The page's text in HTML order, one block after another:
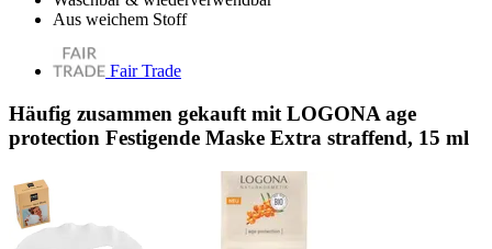
Aus weichem Stoff
Fair Trade
Häufig zusammen gekauft mit LOGONA age
protection Festigende Maske Extra straffend, 15 ml